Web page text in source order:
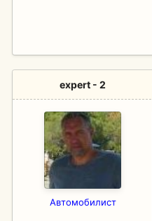
expert - 2
Aвтомобилист